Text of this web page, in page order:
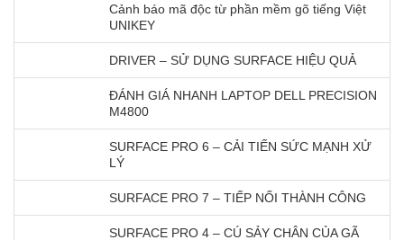
Cảnh báo mã độc từ phần mềm gõ tiếng Việt
UNIKEY
DRIVER – SỬ DỤNG SURFACE HIỆU QUẢ
ĐÁNH GIÁ NHANH LAPTOP DELL PRECISION
M4800
SURFACE PRO 6 – CẢI TIẾN SỨC MẠNH XỬ
LÝ
SURFACE PRO 7 – TIẾP NỐI THÀNH CÔNG
SURFACE PRO 4 – CÚ SẢY CHÂN CỦA GÃ